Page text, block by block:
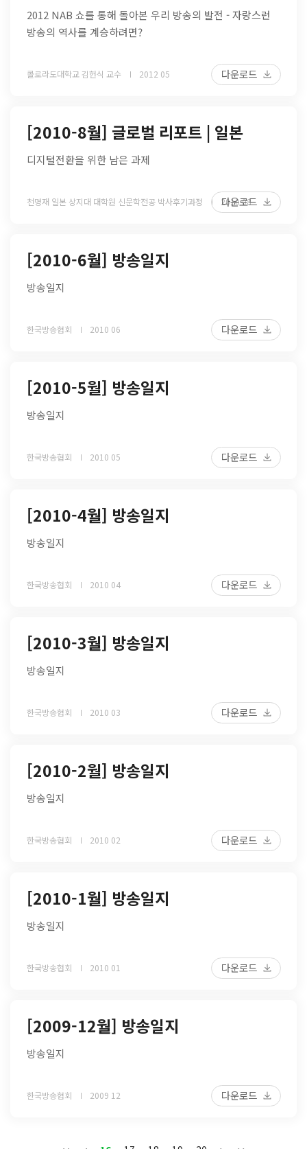
2012 NAB 쇼를 통해 돌아본 우리 방송의 발전 - 자랑스런
방송의 역사를 계승하려면?
콜로라도대학교 김헌식 교수 2012 05 다운로드
[2010-8월] 글로벌 리포트 | 일본
디지털전환을 위한 남은 과제
천명재 일본 상지대 대학원 신문학전공 박사후기과정 2010 08
다운로드
[2010-6월] 방송일지
방송일지
한국방송협회 2010 06 다운로드
[2010-5월] 방송일지
방송일지
한국방송협회 2010 05 다운로드
[2010-4월] 방송일지
방송일지
한국방송협회 2010 04 다운로드
[2010-3월] 방송일지
방송일지
한국방송협회 2010 03 다운로드
[2010-2월] 방송일지
방송일지
한국방송협회 2010 02 다운로드
[2010-1월] 방송일지
방송일지
한국방송협회 2010 01 다운로드
[2009-12월] 방송일지
방송일지
한국방송협회 2009 12 다운로드